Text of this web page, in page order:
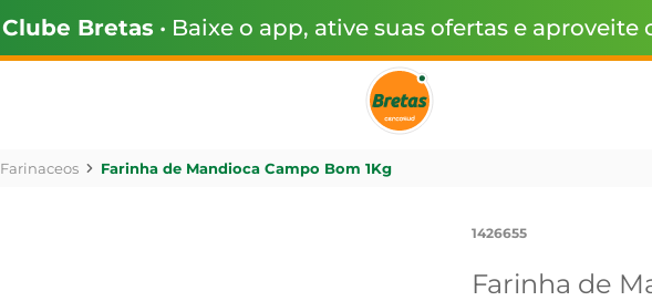
Clube Bretas • Baixe o app, ative suas ofertas e aproveite
Farinaceos Farinha de Mandioca Campo Bom 1Kg
1426655
Farinha de